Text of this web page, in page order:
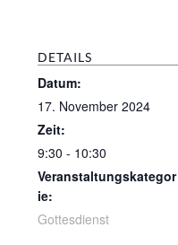
DETAILS
Datum:
17. November 2024
Zeit:
9:30 - 10:30
Veranstaltungskategor
ie:
Gottesdienst